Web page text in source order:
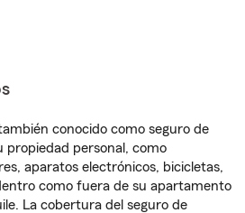
conocido como seguro de
personal, como
aparatos electrónicos, bicicletas,
como fuera de su apartamento
La cobertura del seguro de